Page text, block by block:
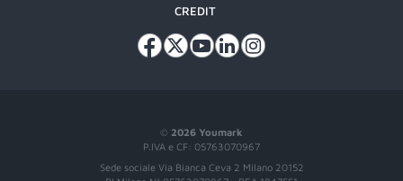
© 2026 Youmark
P.IVA e CF: 05763070967
Sede sociale Via Bianca Ceva 2 Milano 20152
CREDIT